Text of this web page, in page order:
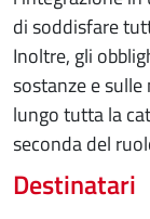
di soddisfare
Inoltre, gli
sostanze e
lungo tutta la
seconda del
Destinatari